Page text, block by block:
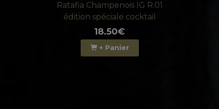
Ratafia Champenois IG R.01
édition spéciale cocktail
18.50€
+ Panier